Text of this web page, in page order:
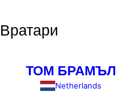
Вратари
ТОМ БРАМЪЛ
Netherlands